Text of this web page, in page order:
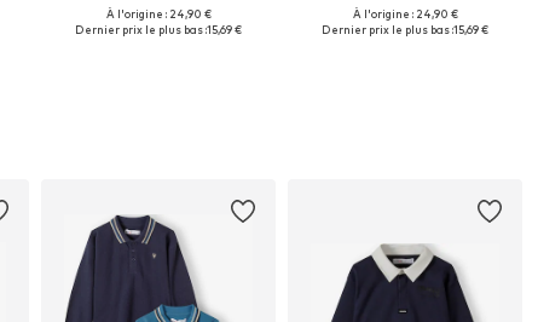
Disponible en plusieurs tailles
À l'origine : 24,90 €
Dernier prix le plus bas :15,69 €
Disponible en plusieurs tailles
À l'origine : 24,90 €
Dernier prix le plus bas :15,69 €